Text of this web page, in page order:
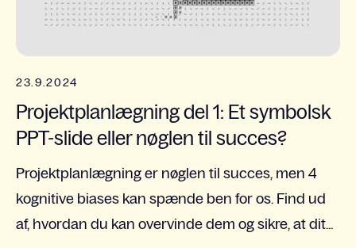
23.9.2024
Projektplanlægning del 1: Et symbolsk
PPT-slide eller nøglen til succes?
Projektplanlægning er nøglen til succes, men 4
kognitive biases kan spænde ben for os. Find ud
af, hvordan du kan overvinde dem og sikre, at dit...